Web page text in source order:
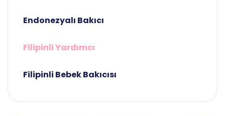
Endonezyalı Bakıcı
Filipinli Yardımcı
Filipinli Bebek Bakıcısı